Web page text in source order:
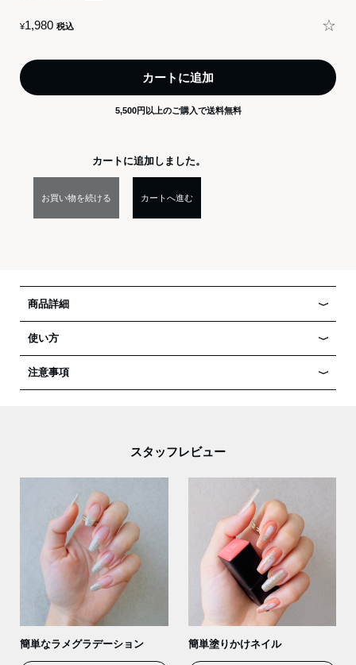
¥1,980 税込 ☆
カートに追加
5,500円以上のご購入で送料無料
カートに追加しました。
お買い物を続ける カートへ進む
商品詳細
使い方
注意事項
スタッフレビュー
簡単なラメグラデーション 簡単塗りかけネイル